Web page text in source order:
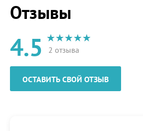
Отзывы
4.5 2 отзыва
ОСТАВИТЬ СВОЙ ОТЗЫВ